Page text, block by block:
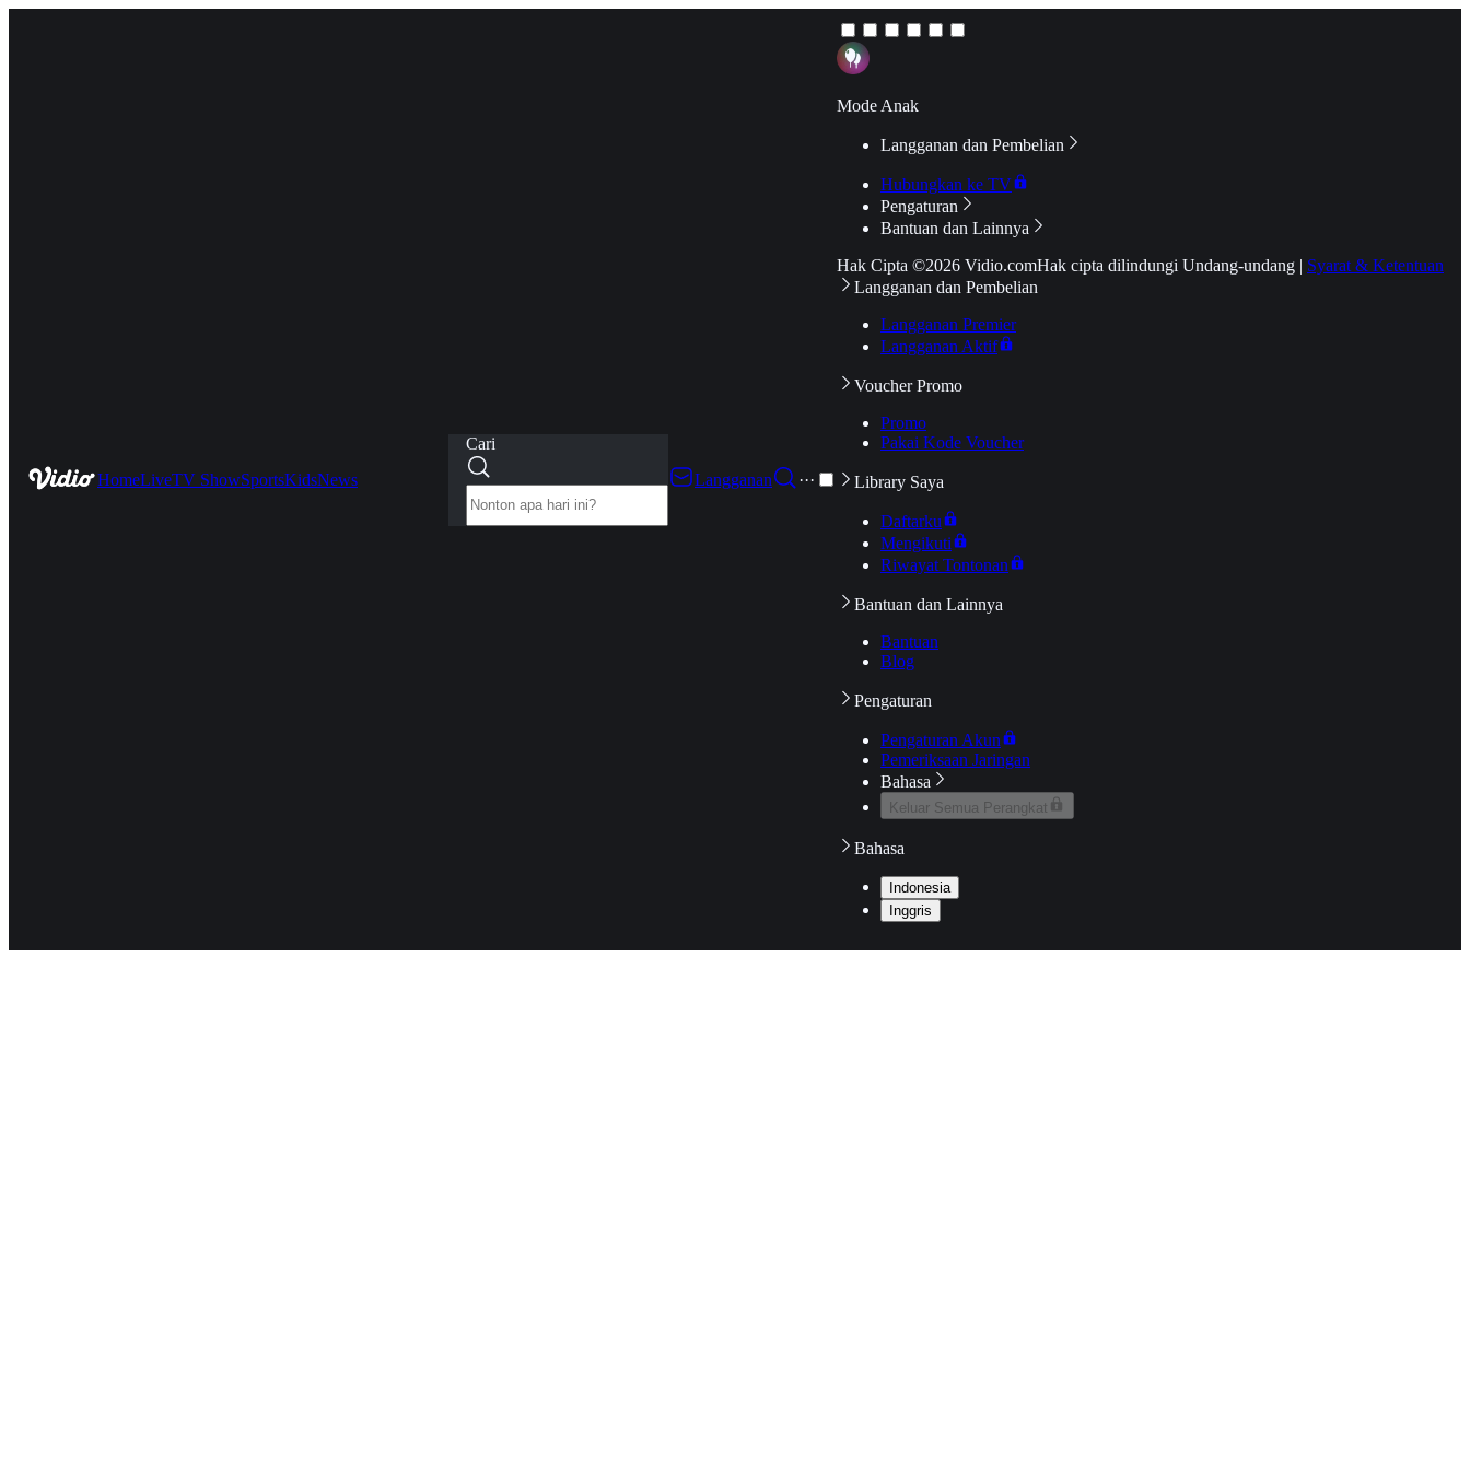
HomeLiveTV ShowSportsKidsNews
Cari
Langganan
···
Mode Anak
Langganan dan Pembelian
Hubungkan ke TV
Pengaturan
Bantuan dan Lainnya
Hak Cipta ©2026 Vidio.comHak cipta dilindungi Undang-undang | Syarat & Ketentuan
Langganan dan Pembelian
Langganan Premier
Langganan Aktif
Voucher Promo
Promo
Pakai Kode Voucher
Library Saya
Daftarku
Mengikuti
Riwayat Tontonan
Bantuan dan Lainnya
Bantuan
Blog
Pengaturan
Pengaturan Akun
Pemeriksaan Jaringan
Bahasa
Keluar Semua Perangkat
Bahasa
Indonesia
Inggris